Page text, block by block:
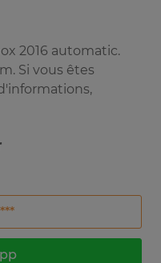
2016 automatic.
Si vous êtes